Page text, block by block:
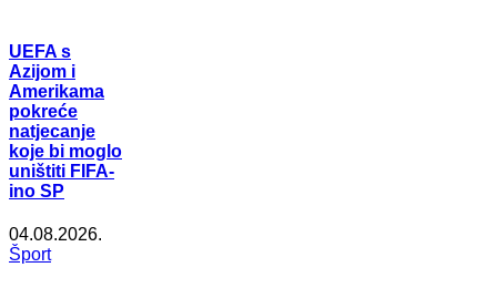
UEFA s
Azijom i
Amerikama
pokreće
natjecanje
koje bi moglo
uništiti FIFA-
ino SP
04.08.2026.
Šport